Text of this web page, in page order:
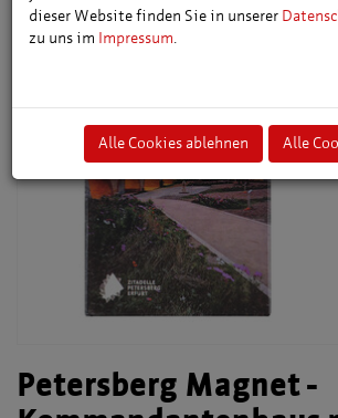
Petersberg Magnet -
dieser Website finden Sie in unserer
zu uns im Impressum.
Alle Cookies ablehnen Alle